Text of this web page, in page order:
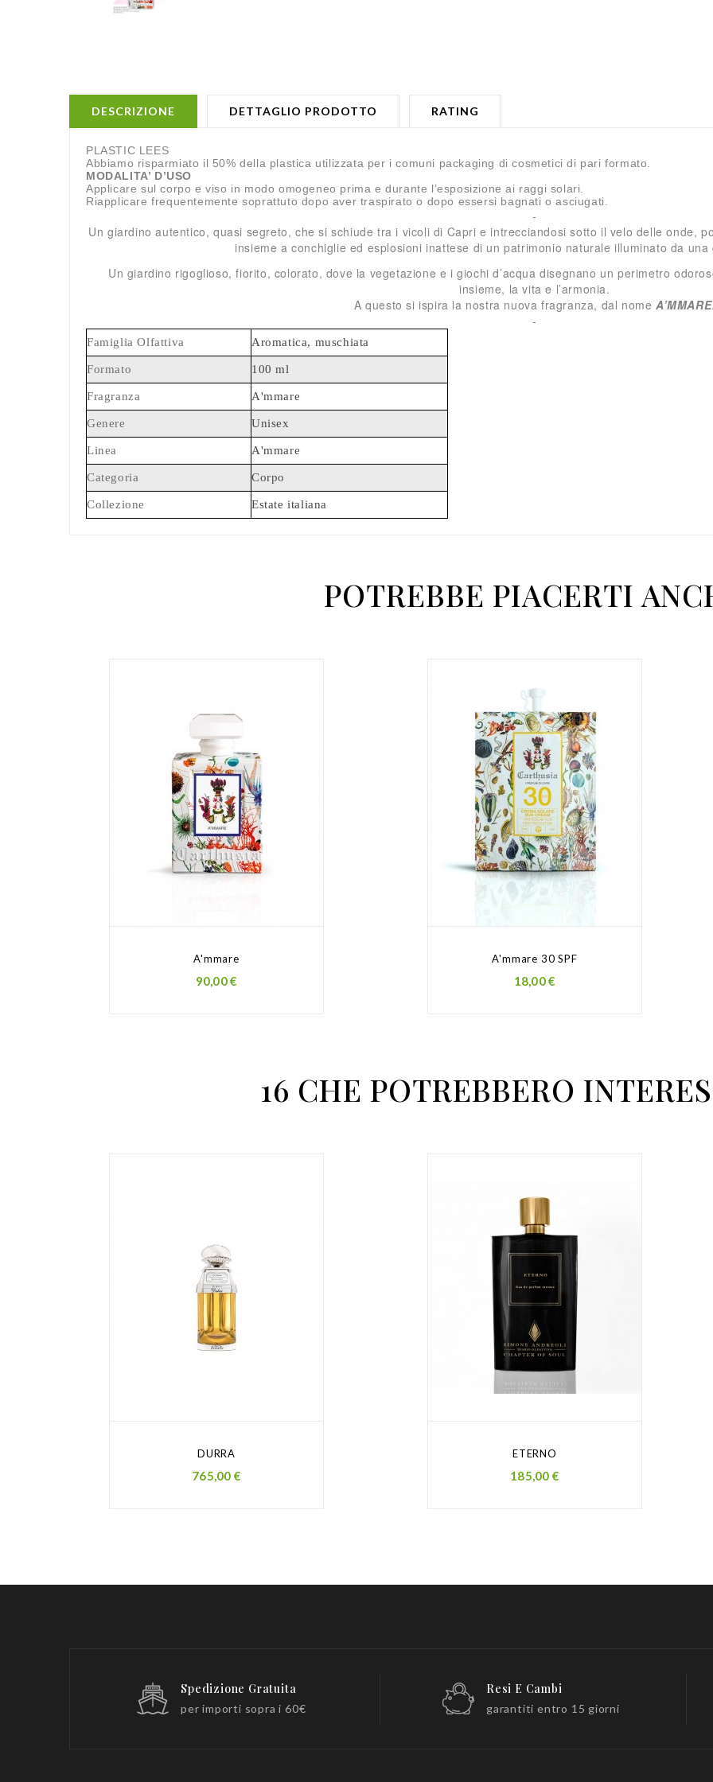
DESCRIZIONE DETTAGLIO PRODOTTO RATING
PLASTIC LEES
Abbiamo risparmiato il 50% della plastica utilizzata per i comuni packaging di cosmetici di pari formato.
MODALITA’ D’USO
Applicare sul corpo e viso in modo omogeneo prima e durante l’esposizione ai raggi solari.
Riapplicare frequentemente soprattuto dopo aver traspirato o dopo essersi bagnati o asciugati.
-
Un giardino autentico, quasi segreto, che si schiude tra i vicoli di Capri e intrecciandosi sotto il velo delle onde,
insieme a conchiglie ed esplosioni inattese di un patrimonio naturale illuminato da
Un giardino rigoglioso, fiorito, colorato, dove la vegetazione e i giochi d’acqua disegnano un perimetro
insieme, la vita e l’armonia.
A questo si ispira la nostra nuova fragranza, dal nomeA’MMARE
-
Famiglia Olfattiva Aromatica, muschiata
Formato 100 ml
Fragranza A'mmare
Genere Unisex
Linea A'mmare
Categoria Corpo
Collezione Estate italiana
POTREBBE PIACERTI
A'mmare
Prezzo
90,00 €
A'mmare 30 SPF
Prezzo
18,00 €
16 CHE POTREBBERO
DURRA
Prezzo
765,00 €
ETERNO
Prezzo
185,00 €
Spedizione Gratuita
per importi sopra i 60€
Resi E Cambi
garantiti entro 15 giorni